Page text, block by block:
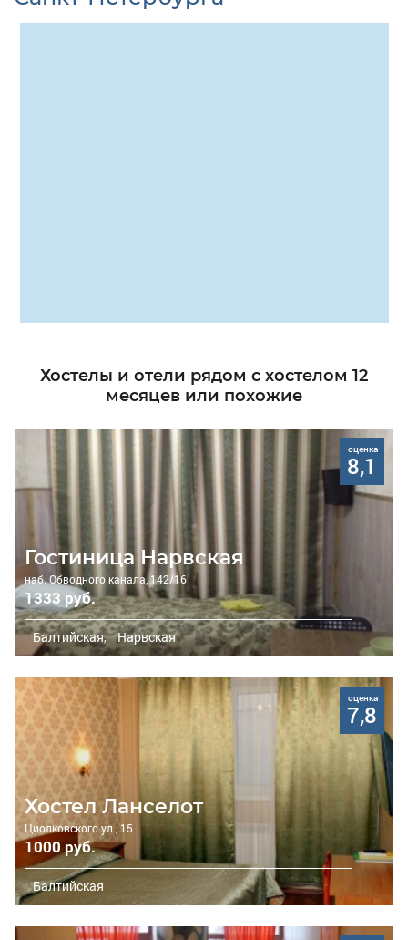
Хостелы и отели рядом с хостелом 12
месяцев или похожие
оценка
8,1
Гостиница Нарвская
наб. Обводного канала, 142/16
1333 руб.
Балтийская, Нарвская
оценка
7,8
Хостел Ланселот
Циолковского ул., 15
1000 руб.
Балтийская